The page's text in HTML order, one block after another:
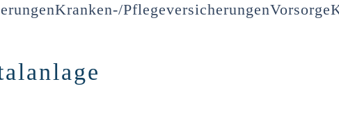
Kranken-/PflegeversicherungenVorsorge